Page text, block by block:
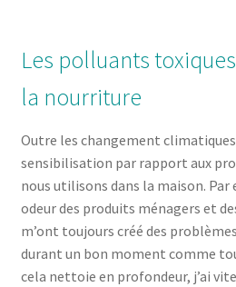
Les polluants
la nourriture
Outre les changement
sensibilisation par rapport aux
nous utilisons dans la maison.
odeur des produits ménagers et
m’ont toujours créé des
durant un bon moment comme
cela nettoie en profondeur, j’ai